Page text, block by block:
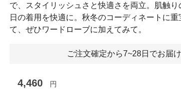
で、スタイリッシュさと快適さを両立。肌触
日の着用を快適に。秋冬のコーディネートに
て、ぜひワードローブに加えてみて。
ご注文確定から7~28日でお届
4,460 円